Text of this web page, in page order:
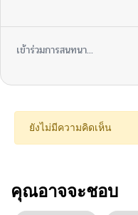
เข้าร่วมการสนทนา...
ยังไม่มีความคิดเห็น
คุณอาจจะชอบ